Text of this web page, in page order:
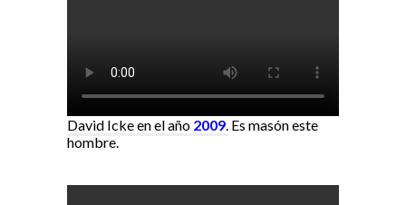
David Icke en el año 2009. Es masón este
hombre.